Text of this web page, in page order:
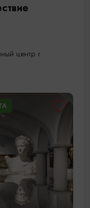
центр г.